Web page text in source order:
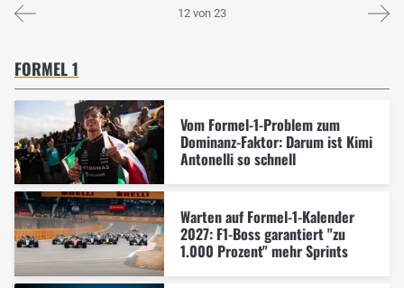
12 von 23
FORMEL 1
Vom Formel-1-Problem zum
Dominanz-Faktor: Darum ist Kimi
Antonelli so schnell
Warten auf Formel-1-Kalender
2027: F1-Boss garantiert "zu
1.000 Prozent" mehr Sprints